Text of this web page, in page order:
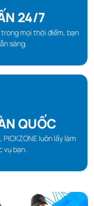
24/7
trong mọi thời điểm, bạn
sàng.
QUỐC
luôn lấy làm
vụ bạn.